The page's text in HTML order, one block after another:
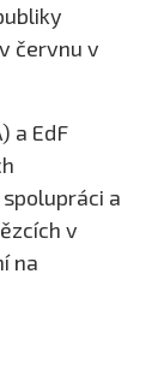
červnu v
a EdF
a
v
na